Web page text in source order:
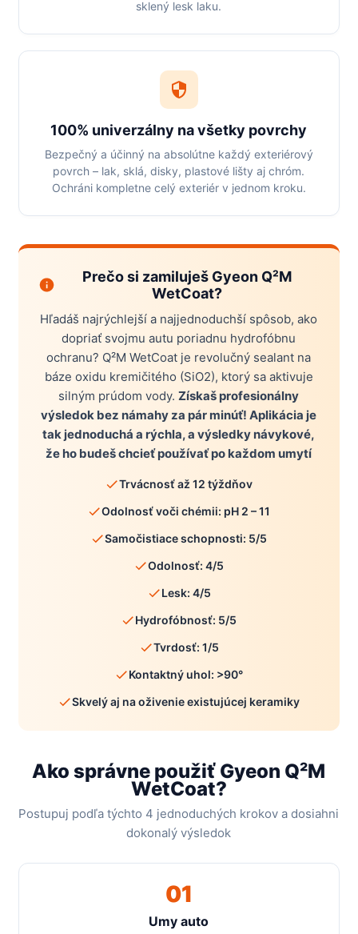
sklený lesk laku.
100% univerzálny na všetky povrchy
Bezpečný a účinný na absolútne každý exteriérový
povrch – lak, sklá, disky, plastové lišty aj chróm.
Ochráni kompletne celý exteriér v jednom kroku.
Prečo si zamiluješ Gyeon Q²M
WetCoat?
Hľadáš najrýchlejší a najjednoduchší spôsob, ako
dopriať svojmu autu poriadnu hydrofóbnu
ochranu? Q²M WetCoat je revolučný sealant na
báze oxidu kremičitého (SiO2), ktorý sa aktivuje
silným prúdom vody.Získaš profesionálny
výsledok bez námahy za pár minúť! Aplikácia je
tak jednoduchá a rýchla, a výsledky návykové,
že ho budeš chcieť používať po každom umytí
Trvácnosť až 12 týždňov
Odolnosť voči chémii: pH 2 – 11
Samočistiace schopnosti: 5/5
Odolnosť: 4/5
Lesk: 4/5
Hydrofóbnosť: 5/5
Tvrdosť: 1/5
Kontaktný uhol: >90°
Skvelý aj na oživenie existujúcej keramiky
Ako správne použiť Gyeon Q²M
WetCoat?
Postupuj podľa týchto 4 jednoduchých krokov a dosiahni
dokonalý výsledok
01
Umy auto